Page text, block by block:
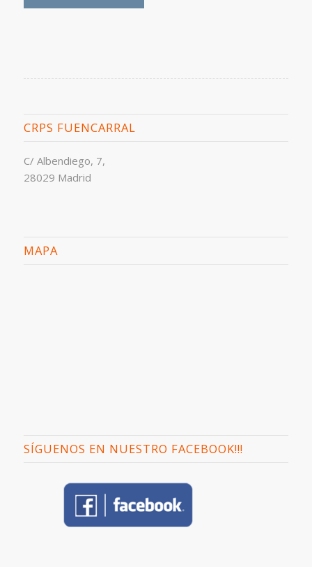
CRPS FUENCARRAL
C/ Albendiego, 7,
28029 Madrid
MAPA
SÍGUENOS EN NUESTRO FACEBOOK!!!